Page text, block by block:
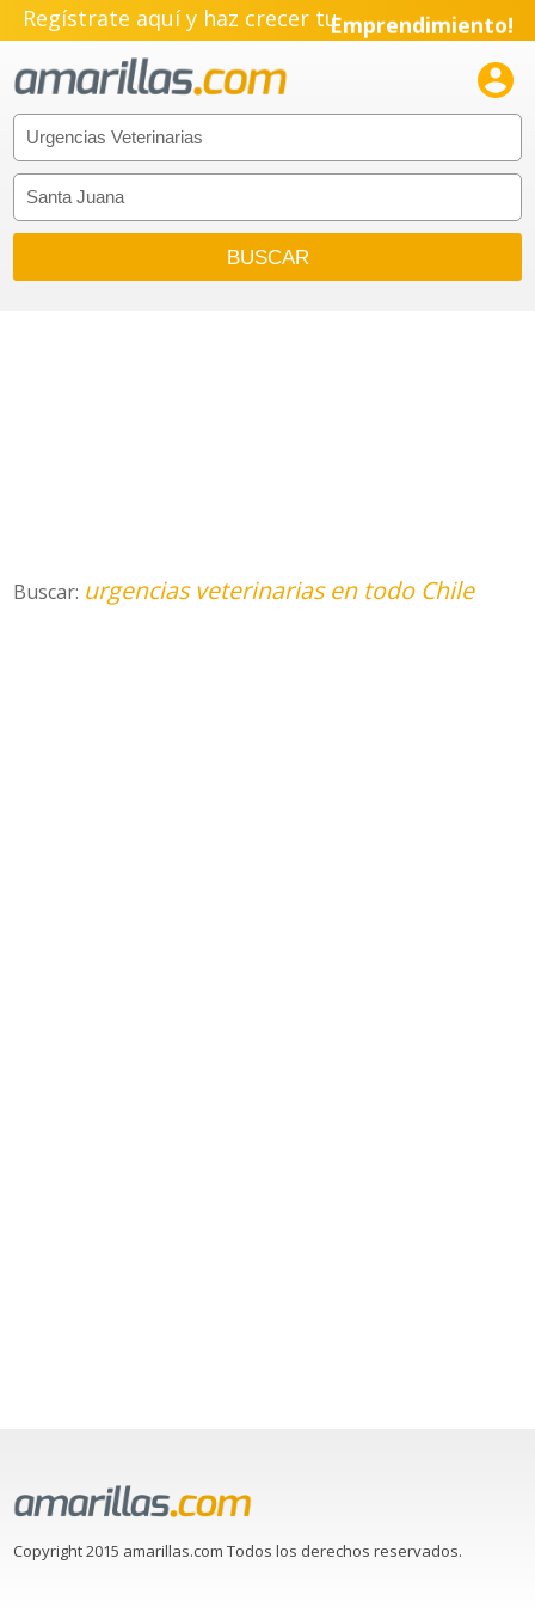
Regístrate aquí y haz crecer tuEmprendimiento!

Buscar: urgencias veterinarias en todo Chile
Copyright 2015 amarillas.com Todos los derechos reservados.